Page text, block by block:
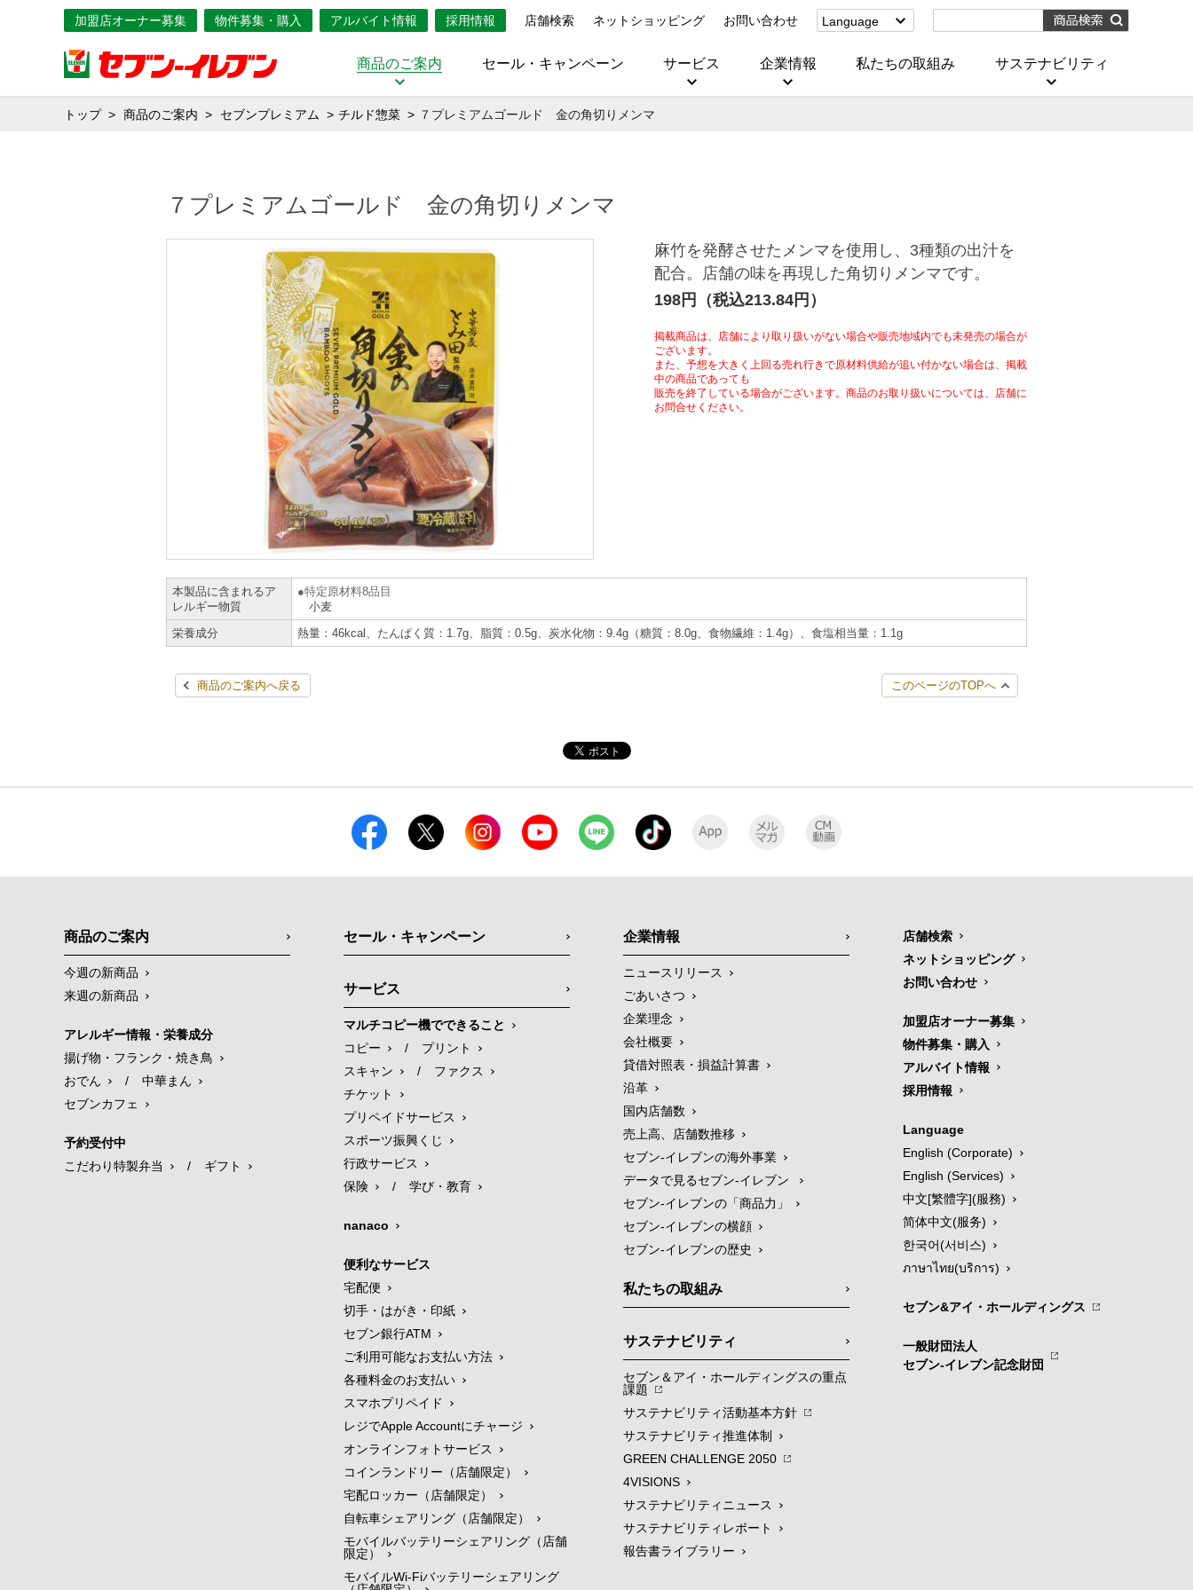
加盟店オーナー募集 物件募集・購入 アルバイト情報 採用情報 店舗検索 ネットショッピング お問い合わせ
Language
(Corporate)
商品のご案内 セール・キャンペーン サービス 企業情報 私たちの取組み サステナビリティ
トップ 商品のご案内 セブンプレミアム チルド惣菜 ７プレミアムゴールド 金の角切りメンマ
７プレミアムゴールド 金の角切りメンマ
麻竹を発酵させたメンマを使用し、3種類の出汁を
配合。店舗の味を再現した角切りメンマです。
198円（税込213.84円）
掲載商品は、店舗により取り扱いがない場合や販売地域内でも未発売の場合が
ございます。
また、予想を大きく上回る売れ行きで原材料供給が追い付かない場合は、掲載
中の商品であっても
販売を終了している場合がございます。商品のお取り扱いについては、店舗に
お問合せください。
本製品に含まれるア
レルギー物質
特定原材料8品目
小麦
栄養成分
熱量：46kcal、たんぱく質：1.7g、脂質：0.5g、炭水化物：9.4g（糖質：8.0g、食物繊維：1.4g）、食塩相当量：1.1g
商品のご案内へ戻る このページのTOPへ
商品のご案内
今週の新商品
来週の新商品
アレルギー情報・栄養成分
揚げ物・フランク・焼き鳥
おでん
/
中華まん
セブンカフェ
予約受付中
こだわり特製弁当
/ ギフト
セール・キャンペーン
サービス
マルチコピー機でできること
コピー
/
プリント
スキャン
/
ファクス
チケット
プリペイドサービス
スポーツ振興くじ
行政サービス
保険
/ 学び・教育
nanaco
便利なサービス
宅配便
切手・はがき・印紙
セブン銀行ATM
ご利用可能なお支払い方法
各種料金のお支払い
スマホプリペイド
レジでApple Accountにチャージ
オンラインフォトサービス
コインランドリー（店舗限定）
宅配ロッカー（店舗限定）
自転車シェアリング（店舗限定）
モバイルバッテリーシェアリング（店舗
限定）
モバイルWi-Fiバッテリーシェアリング
企業情報
ニュースリリース
ごあいさつ
企業理念
会社概要
貸借対照表・損益計算書
沿革
国内店舗数
売上高、店舗数推移
セブン‐イレブンの海外事業
データで見るセブン‐イレブン
セブン‐イレブンの「商品力」
セブン-イレブンの横顔
セブン-イレブンの歴史
私たちの取組み
サステナビリティ
セブン＆アイ・ホールディングスの重点
課題
サステナビリティ活動基本方針
サステナビリティ推進体制
GREEN CHALLENGE 2050
4VISIONS
サステナビリティニュース
サステナビリティレポート
報告書ライブラリー
店舗検索
ネットショッピング
お問い合わせ
加盟店オーナー募集
物件募集・購入
アルバイト情報
採用情報
Language
English (Corporate)
English (Services)
中文[繁體字](服務)
简体中文(服务)
한국어(서비스)
ภาษาไทย(บริการ)
セブン&アイ・ホールディングス
一般財団法人
セブン-イレブン記念財団